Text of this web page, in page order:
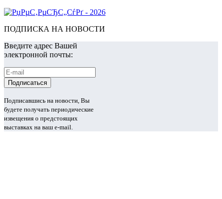
ПОДПИСКА НА НОВОСТИ
Введите адрес Вашей
электронной почты:
Подписавшись на новости, Вы
будете получать периодические
извещения о предстоящих
выставках на ваш e-mail.